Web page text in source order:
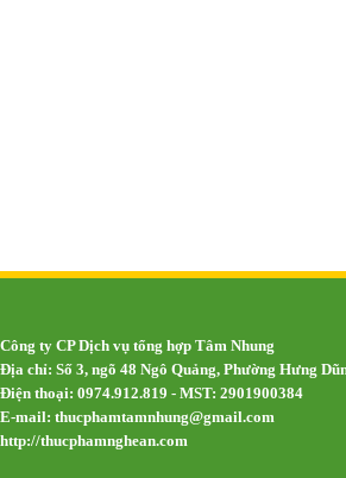
Công ty CP Dịch vụ tổng hợp Tâm Nhung
Địa chỉ: Số 3, ngõ 48 Ngô Quảng, Phường Hưng
Điện thoại: 0974.912.819 - MST: 2901900384
E-mail: thucphamtamnhung@gmail.com
http://thucphamnghean.com